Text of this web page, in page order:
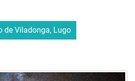
de Viladonga, Lugo